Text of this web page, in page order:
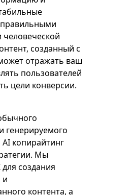
правильными
человеческой
созданный с
отражать ваш
пользователей
цели конверсии.
генерируемого
копирайтинг
Мы
создания
и
контента, а